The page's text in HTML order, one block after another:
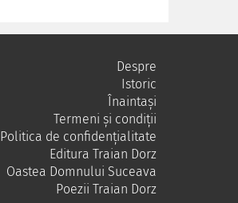
Despre
Istoric
Înaintași
Termeni și condiții
Politica de confidențialitate
Editura Traian Dorz
Oastea Domnului Suceava
Poezii Traian Dorz